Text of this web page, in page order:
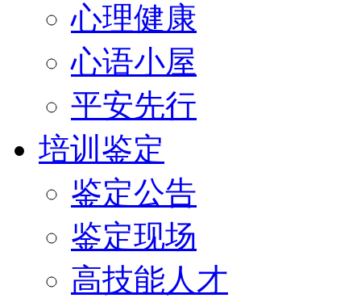
心理健康
心语小屋
平安先行
培训鉴定
鉴定公告
鉴定现场
高技能人才